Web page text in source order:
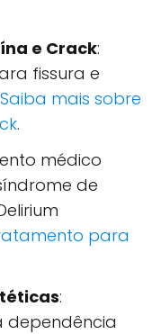
e Crack:
fissura e
Saiba mais sobre
.
médico
de
para
: